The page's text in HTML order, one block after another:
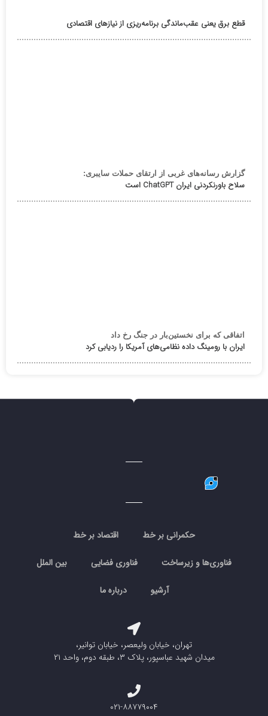
قطع برق یعنی عقب‌ماندگی برنامه‌ریزی از نیازهای اقتصادی
گزارش رسانه‌های غربی از ارتقای حملات سایبری:
سلاح باورنکردنی ایران ChatGPT است
اتفاقی که برای نخستین‌بار در جنگ رخ داد
ایران با رومینگ داده نظامی‌های آمریکا را ردیابی کرد
حکمرانی بر خط اقتصاد بر خط
فناوری‌ها و زیرساخت فناوری فضایی بین الملل
آرشیو درباره ما
تهران، خیابان ولیعصر، خیابان توانیر،
میدان شهید عباسپور، پلاک ۳، طبقه دوم، واحد ۲۱
۰۲۱-۸۸۷۷۹۰۰۴